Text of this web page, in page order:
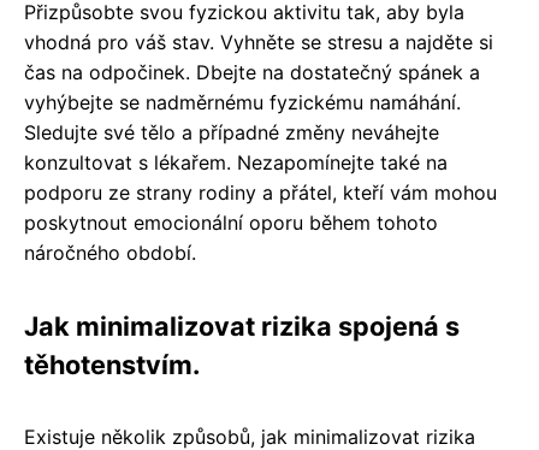
Přizpůsobte svou fyzickou aktivitu tak, aby byla
vhodná pro váš stav. Vyhněte se stresu a najděte si
čas na odpočinek. Dbejte na dostatečný spánek a
vyhýbejte se nadměrnému fyzickému namáhání.
Sledujte své tělo a případné změny neváhejte
konzultovat s lékařem. Nezapomínejte také na
podporu ze strany rodiny a přátel, kteří vám mohou
poskytnout emocionální oporu během tohoto
náročného období.
Jak minimalizovat rizika spojená s
těhotenstvím.
Existuje několik způsobů, jak minimalizovat rizika